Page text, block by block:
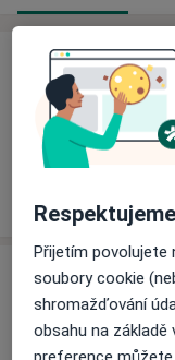
Ceník
Informace o
Tento
Adresa
Sam. ord.
Horní brána
Přijetím povolujete
soubory cookie
shromažďování
obsahu na základě